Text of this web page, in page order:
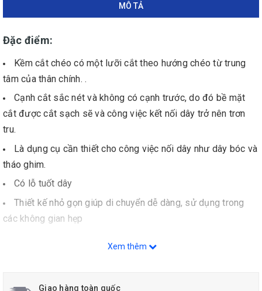
MÔ TẢ
Đặc điểm:
Kềm cắt chéo có một lưỡi cắt theo hướng chéo từ trung
tâm của thân chính. .
Cạnh cắt sắc nét và không có cạnh trước, do đó bề mặt
cắt được cắt sạch sẽ và công việc kết nối dây trở nên trơn
tru.
Là dụng cụ cần thiết cho công việc nối dây như dây bóc và
tháo ghim.
Có lỗ tuốt dây
Thiết kế nhỏ gọn giúp di chuyển dễ dàng, sử dụng trong
các không gian hẹp
Chất liệu : Thép carbon cho máy móc （S58C
Xem thêm
Giao hàng toàn quốc